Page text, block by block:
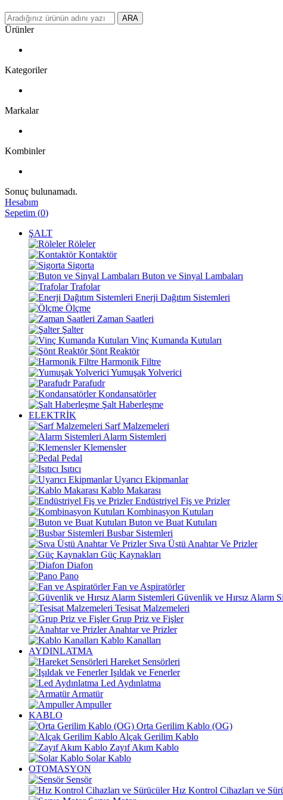
ARA
Ürünler
Kategoriler
Markalar
Kombinler
Sonuç bulunamadı.
Hesabım
Sepetim (0)
ŞALT
Röleler
Kontaktör
Sigorta
Buton ve Sinyal Lambaları
Trafolar
Enerji Dağıtım Sistemleri
Ölçme
Zaman Saatleri
Şalter
Vinç Kumanda Kutuları
Şönt Reaktör
Harmonik Filtre
Yumuşak Yolverici
Parafudr
Kondansatörler
Şalt Haberleşme
ELEKTRİK
Sarf Malzemeleri
Alarm Sistemleri
Klemensler
Pedal
Isıtıcı
Uyarıcı Ekipmanlar
Kablo Makarası
Endüstriyel Fiş ve Prizler
Kombinasyon Kutuları
Buton ve Buat Kutuları
Busbar Sistemleri
Sıva Üstü Anahtar Ve Prizler
Güç Kaynakları
Diafon
Pano
Fan ve Aspiratörler
Güvenlik ve Hırsız Alarm
Tesisat Malzemeleri
Grup Priz ve Fişler
Anahtar ve Prizler
Kablo Kanalları
AYDINLATMA
Hareket Sensörleri
Işıldak ve Fenerler
Led Aydınlatma
Armatür
Ampuller
KABLO
Orta Gerilim Kablo (OG)
Alçak Gerilim Kablo
Zayıf Akım Kablo
Solar Kablo
OTOMASYON
Sensör
Hız Kontrol Cihazları ve